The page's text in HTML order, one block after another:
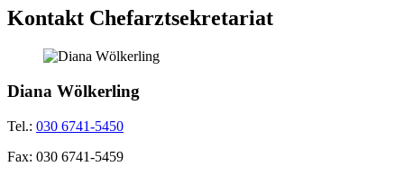
Kontakt Chefarztsekretariat
Diana Wölkerling
Tel.: 030 6741-5450
Fax: 030 6741-5459